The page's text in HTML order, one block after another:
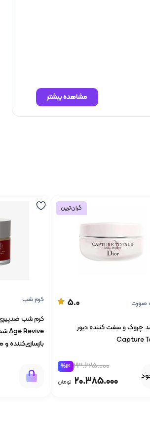
مشاهده بیشتر
گران‌ترین
صورت 5.0
چروک و سفت کننده دیور
Capture
23.625.000
%14
20.385.000 تومان
کرم شب
بازسازی‌کننده